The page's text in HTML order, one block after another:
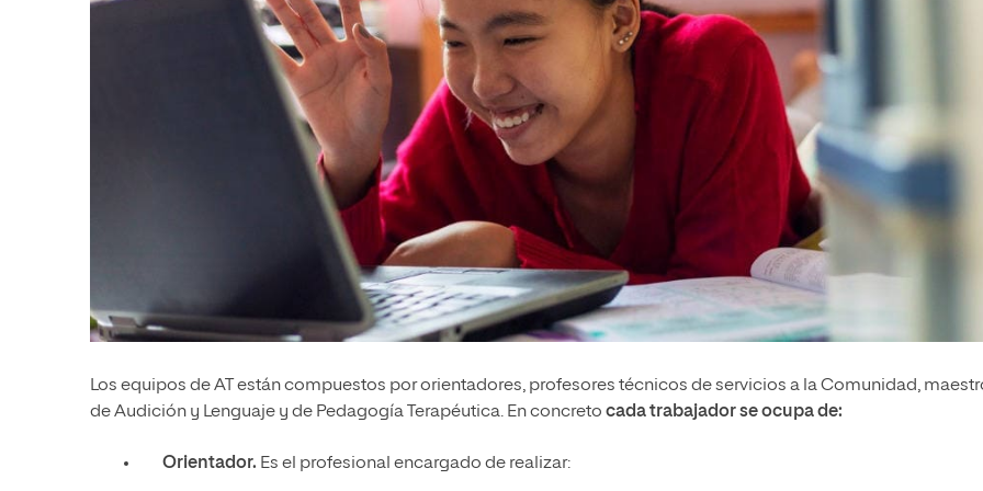
Los equipos de AT están compuestos por orientadores, profesores técnicos de servicios a la Comunidad,
de Audición y Lenguaje y de Pedagogía Terapéutica. En concreto cada trabajador se ocupa de:
Orientador. Es el profesional encargado de realizar: